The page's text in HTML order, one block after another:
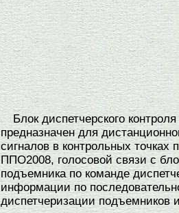
Блок диспетчерского
предназначен для
сигналов в контрольных
ППО2008, голосовой связи с
подъемника по команде
информации по
диспетчеризации подъемников